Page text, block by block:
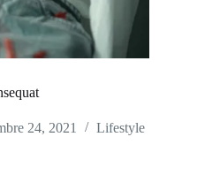
24, 2021 Lifestyle